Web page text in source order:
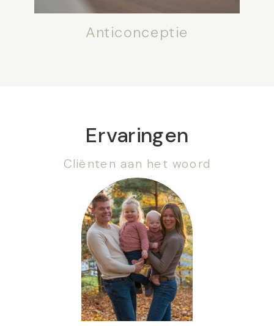
Anticonceptie
Cliënten aan het woord
Ervaringen